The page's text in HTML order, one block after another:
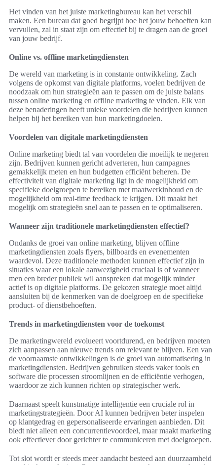
Het vinden van het juiste marketingbureau kan het verschil
maken. Een bureau dat goed begrijpt hoe het jouw behoeften kan
vervullen, zal in staat zijn om effectief bij te dragen aan de groei
van jouw bedrijf.
Online vs. offline marketingdiensten
De wereld van marketing is in constante ontwikkeling. Zach
volgens de opkomst van digitale platforms, voelen bedrijven de
noodzaak om hun strategieën aan te passen om de juiste balans
tussen online marketing en offline marketing te vinden. Elk van
deze benaderingen heeft unieke voordelen die bedrijven kunnen
helpen bij het bereiken van hun marketingdoelen.
Voordelen van digitale marketingdiensten
Online marketing biedt tal van voordelen die moeilijk te negeren
zijn. Bedrijven kunnen gericht adverteren, hun campagnes
gemakkelijk meten en hun budgetten efficiënt beheren. De
effectiviteit van digitale marketing ligt in de mogelijkheid om
specifieke doelgroepen te bereiken met maatwerkinhoud en de
mogelijkheid om real-time feedback te krijgen. Dit maakt het
mogelijk om strategieën snel aan te passen en te optimaliseren.
Wanneer zijn traditionele marketingdiensten effectief?
Ondanks de groei van online marketing, blijven offline
marketingdiensten zoals flyers, billboards en evenementen
waardevol. Deze traditionele methoden kunnen effectief zijn in
situaties waar een lokale aanwezigheid cruciaal is of wanneer
men een breder publiek wil aanspreken dat mogelijk minder
actief is op digitale platforms. De gekozen strategie moet altijd
aansluiten bij de kenmerken van de doelgroep en de specifieke
product- of dienstbehoeften.
Trends in marketingdiensten voor de toekomst
De marketingwereld evolueert voortdurend, en bedrijven moeten
zich aanpassen aan nieuwe trends om relevant te blijven. Een van
de voornaamste ontwikkelingen is de groei van automatisering in
marketingdiensten. Bedrijven gebruiken steeds vaker tools en
software die processen stroomlijnen en de efficiëntie verhogen,
waardoor ze zich kunnen richten op strategischer werk.
Daarnaast speelt kunstmatige intelligentie een cruciale rol in
marketingstrategieën. Door AI kunnen bedrijven beter inspelen
op klantgedrag en gepersonaliseerde ervaringen aanbieden. Dit
biedt niet alleen een concurrentievoordeel, maar maakt marketing
ook effectiever door gerichter te communiceren met doelgroepen.
Tot slot wordt er steeds meer aandacht besteed aan duurzaamheid